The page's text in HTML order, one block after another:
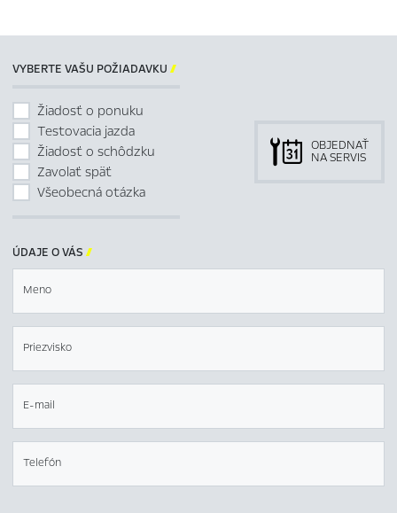
VYBERTE VAŠU POŽIADAVKU 
Žiadosť o ponuku
Testovacia jazda
Žiadosť o schôdzku
Zavolať späť
Všeobecná otázka
OBJEDNAŤ
NA SERVIS
ÚDAJE O VÁS 
Meno
Priezvisko
E-mail
Telefón